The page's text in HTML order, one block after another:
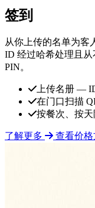
签到
从你上传的名单为客
ID 经过哈希处理且
PIN。
上传名册 —
在门口扫描
按餐次、按
了解更多 查看价格